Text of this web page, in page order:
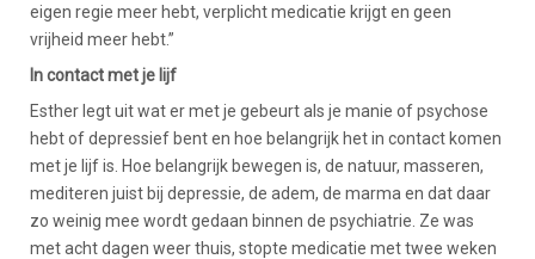
eigen regie meer hebt, verplicht medicatie krijgt en geen
vrijheid meer hebt.”
In contact met je lijf
Esther legt uit wat er met je gebeurt als je manie of psychose
hebt of depressief bent en hoe belangrijk het in contact komen
met je lijf is. Hoe belangrijk bewegen is, de natuur, masseren,
mediteren juist bij depressie, de adem, de marma en dat daar
zo weinig mee wordt gedaan binnen de psychiatrie. Ze was
met acht dagen weer thuis, stopte medicatie met twee weken